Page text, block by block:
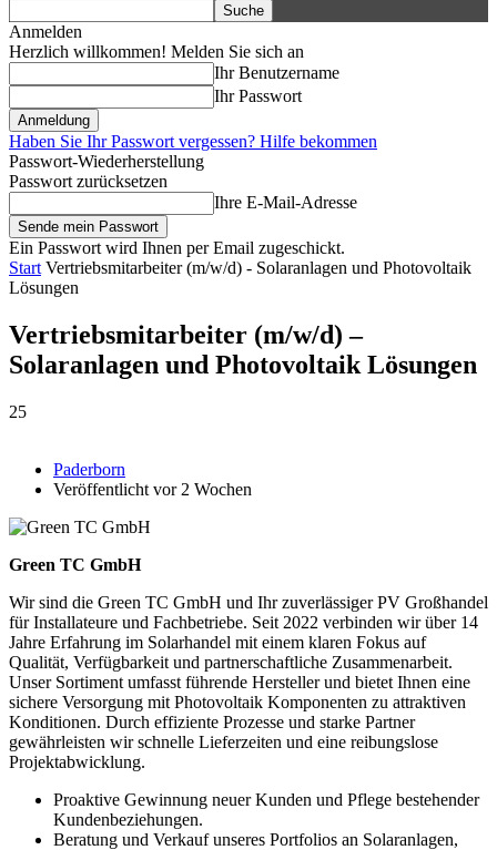
Anmelden
Herzlich willkommen! Melden Sie sich an
Ihr Benutzername
Ihr Passwort
Haben Sie Ihr Passwort vergessen? Hilfe bekommen
Passwort-Wiederherstellung
Passwort zurücksetzen
Ihre E-Mail-Adresse
Ein Passwort wird Ihnen per Email zugeschickt.
Start Vertriebsmitarbeiter (m/w/d) - Solaranlagen und Photovoltaik
Lösungen
Vertriebsmitarbeiter (m/w/d) –
Solaranlagen und Photovoltaik Lösungen
25
Paderborn
Veröffentlicht vor 2 Wochen
Green TC GmbH
Wir sind die Green TC GmbH und Ihr zuverlässiger PV Großhandel
für Installateure und Fachbetriebe. Seit 2022 verbinden wir über 14
Jahre Erfahrung im Solarhandel mit einem klaren Fokus auf
Qualität, Verfügbarkeit und partnerschaftliche Zusammenarbeit.
Unser Sortiment umfasst führende Hersteller und bietet Ihnen eine
sichere Versorgung mit Photovoltaik Komponenten zu attraktiven
Konditionen. Durch effiziente Prozesse und starke Partner
gewährleisten wir schnelle Lieferzeiten und eine reibungslose
Projektabwicklung.
Proaktive Gewinnung neuer Kunden und Pflege bestehender
Kundenbeziehungen.
Beratung und Verkauf unseres Portfolios an Solaranlagen,